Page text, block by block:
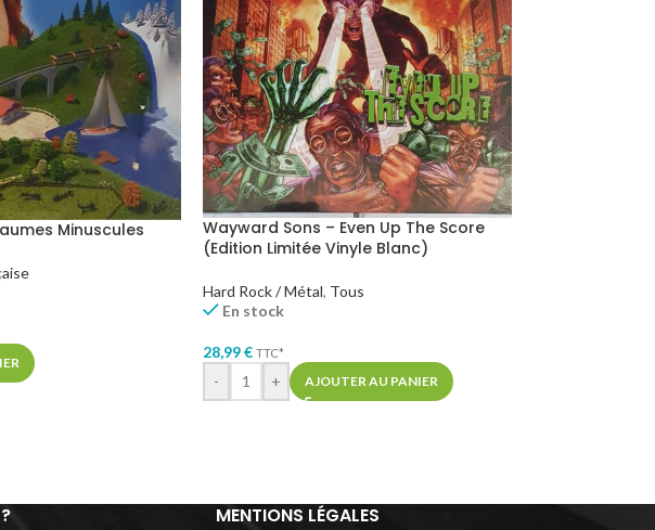
Minuscules
Wayward Sons – Even Up The Score
(Edition Limitée Vinyle Blanc)
Hard Rock / Métal, Tous
En stock
28,99€ TTC*
- + AJOUTER AU PANIER
MENTIONS LÉGALES